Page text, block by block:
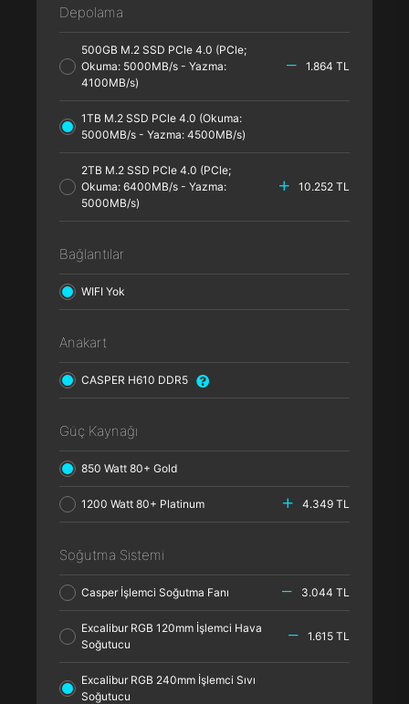
Depolama
500GB M.2 SSD PCle 4.0 (PCle;
Okuma: 5000MB/s - Yazma:
4100MB/s)
1.864 TL
1TB M.2 SSD PCle 4.0 (Okuma:
5000MB/s - Yazma: 4500MB/s)
2TB M.2 SSD PCle 4.0 (PCle;
Okuma: 6400MB/s - Yazma:
5000MB/s)
10.252 TL
Bağlantılar
WIFI Yok
Anakart
CASPER H610 DDR5
Güç Kaynağı
850 Watt 80+ Gold
1200 Watt 80+ Platinum 4.349 TL
Soğutma Sistemi
Casper İşlemci Soğutma Fanı 3.044 TL
Excalibur RGB 120mm İşlemci Hava
Soğutucu
1.615 TL
Excalibur RGB 240mm İşlemci Sıvı
Soğutucu